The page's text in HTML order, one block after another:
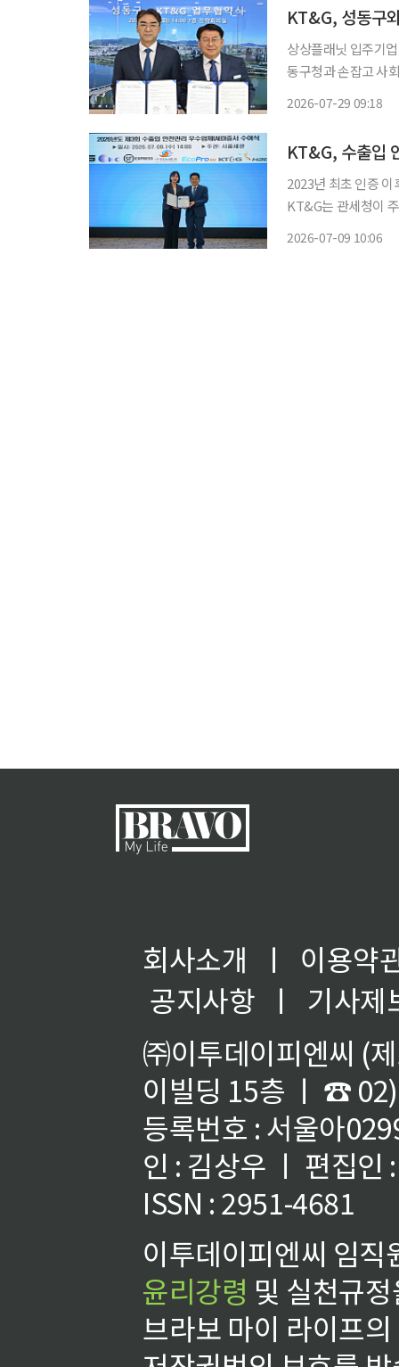
KT&G, 성동구
상상플래닛 입주기업 판
동구청과 손잡고 사회혁
2026-07-29 09:18
KT&G, 수출입
2023년 최초 인증
KT&G는 관세청이
2026-07-09 10:06
회사소개 ㅣ
이용약
공지사항
ㅣ
기사제
㈜이투데이피엔씨 (
이빌딩 15층 ㅣ ☎
등록번호 : 서울아
인 : 김상우 ㅣ 편집인
ISSN : 2951-4681
이투데이피엔씨 임
윤리강령 및 실천규
브라보 마이 라이프